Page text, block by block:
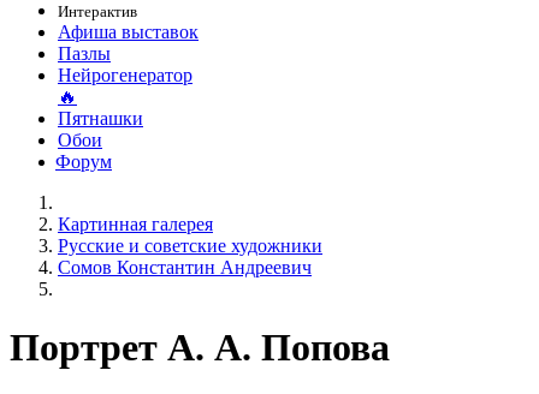
Интерактив
Афиша выставок
Пазлы
Нейрогенератор
🔥
Пятнашки
Обои
Форум
Картинная галерея
Русские и советские художники
Сомов Константин Андреевич
Портрет А. А. Попова